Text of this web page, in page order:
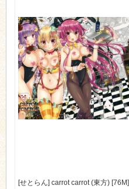
[せとらん] carrot carrot (東方) [76M]